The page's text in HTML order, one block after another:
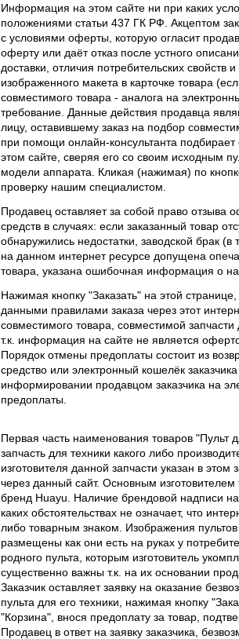
Информация на этом сайте ни при каких
положениями статьи 437 ГК РФ. Акцептом
с условиями оферты, которую огласит
оферту или даёт отказ после устного
доставки, отличия потребительских
изображенного макета в карточке товара
совместимого товара - аналога на
требование. Данные действия продавца
лицу, оставившему заказ на подбор
при помощи онлайн-консультанта
этом сайте, сверяя его со своим исходным
модели аппарата. Кликая (нажимая) по
проверку нашим специалистом.
Продавец оставляет за собой право отзыва
средств в случаях: если заказанный товар
обнаружились недостатки, заводской брак
на данном интернет ресурсе допущена
товара, указана ошибочная информация о
Нажимая кнопку "Заказать" на этой
данными правилами заказа через этот
совместимого товара, совместимой
т.к. информация на сайте не является
Порядок отмены предоплаты состоит из
средство или электронный кошелёк
информировании продавцом заказчика на
предоплаты.
Первая часть наименования товаров "Пульт
запчасть для техники какого либо
изготовителя данной запчасти указан в
через данный сайт. Основным изготовителем
бренд Huayu. Наличие брендовой надписи
каких обстоятельствах не означает, что
либо товарным знаком. Изображения
размещены как они есть на руках у
родного пульта, которым изготовитель
существенно важны т.к. на их основании
Заказчик оставляет заявку на оказание
пульта для его техники, нажимая кнопку
"Корзина", внося предоплату за товар,
Продавец в ответ на заявку заказчика,